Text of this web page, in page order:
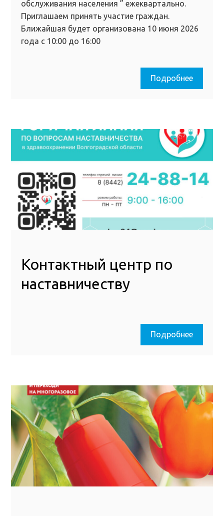
обслуживания населения ” ежеквартально.
Приглашаем принять участие граждан.
Ближайшая будет организована 10 июня 2026
года с 10:00 до 16:00
Подробнее
Контактный центр по
наставничеству
Подробнее